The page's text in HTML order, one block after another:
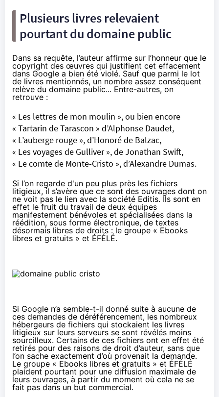
Plusieurs livres relevaient
pourtant du domaine public
Dans sa requête, l’auteur affirme sur l’honneur que le
copyright des œuvres qui justifient cet effacement
dans Google a bien été violé. Sauf que parmi le lot
de livres mentionnés, un nombre assez conséquent
relève du domaine public... Entre-autres, on
retrouve :
« Les lettres de mon moulin », ou bien encore
« Tartarin de Tarascon » d’Alphonse Daudet,
« L’auberge rouge », d’Honoré de Balzac,
« Les voyages de Gulliver », de Jonathan Swift,
« Le comte de Monte-Cristo », d’Alexandre Dumas.
Si l’on regarde d'un peu plus près les fichiers
litigieux, il s’avère que ce sont des ouvrages dont on
ne voit pas le lien avec la société Editis. Ils sont en
effet le fruit du travail de deux équipes
manifestement bénévoles et spécialisées dans la
réédition, sous forme électronique, de textes
désormais libres de droits : le groupe « Ebooks
libres et gratuits » et ÉFÉLÉ.
Si Google n’a semble-t-il donné suite à aucune de
ces demandes de déréférencement, les nombreux
hébergeurs de fichiers qui stockaient les livres
litigieux sur leurs serveurs se sont révélés moins
sourcilleux. Certains de ces fichiers ont en effet été
retirés pour des raisons de droit d’auteur, sans que
l’on sache exactement d’où provenait la demande.
Le groupe « Ebooks libres et gratuits » et ÉFÉLÉ
plaident pourtant pour une diffusion maximale de
leurs ouvrages, à partir du moment où cela ne se
fait pas dans un but commercial.